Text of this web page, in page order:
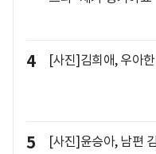
4 [사진]김희애, 우아
5 [사진]윤승아, 남편